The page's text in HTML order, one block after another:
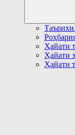
Ҳайати
Ҳайати
Ҳайати